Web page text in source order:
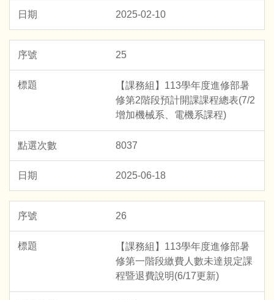
2025-02-10
25
【課務組】113學年度進修部暑
修第2階段預計開課課程總表(7/2
增加機械系、電機系課程)
8037
2025-06-18
26
【課務組】113學年度進修部暑
修第一階段繳費人數未達規定課
程暨退費說明(6/17更新)